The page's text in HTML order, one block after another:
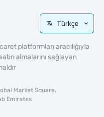
Türkçe
platformları aracılığıyla
almalarını sağlayan
Market Square,
Emirates